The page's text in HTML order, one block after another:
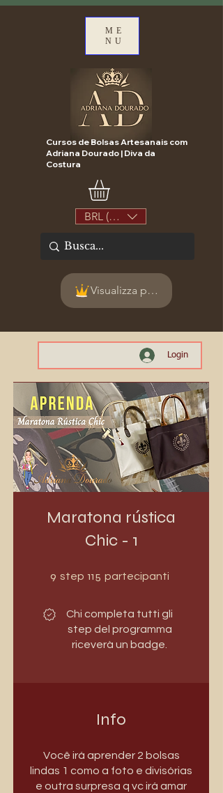
ME
NU
Cursos de Bolsas Artesanais com
Adriana Dourado | Diva da
Costura
BRL (R$)
Visualizza punti
Login
Maratona rústica
Chic - 1
9 step 9 step
115 partecipanti
Chi completa tutti gli
step del programma
riceverà un badge.
Info
Você irá aprender 2 bolsas
lindas 1 como a foto e divisórias
e outra surpresa q vc irá amar